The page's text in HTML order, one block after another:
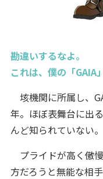
勘違いするなよ。
これは、僕の「GAIA
垓機関に所属し、
年。ほぼ表舞台に出
んど知られていない。
プライドが高く傲
方だろうと無能な相